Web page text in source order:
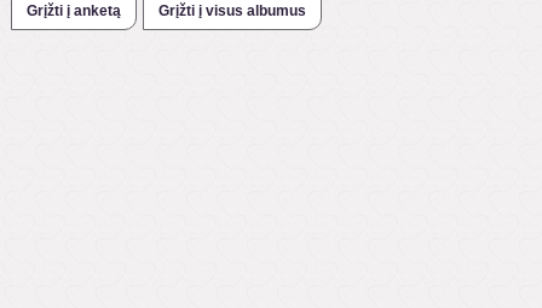
Grįžti į anketą Grįžti į visus albumus